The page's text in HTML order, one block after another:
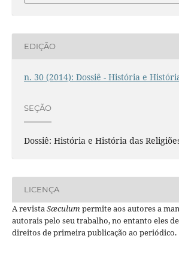
EDIÇÃO
n. 30 (2014): Dossiê - História e
SEÇÃO
Dossiê: História e História das
LICENÇA
A revistaSæculumpermite aos autores a
autorais pelo seu trabalho, no entanto eles
direitos de primeira publicação ao periódico.